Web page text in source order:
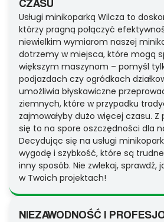
CZASU
Usługi minikoparką Wilcza to
którzy pragną połączyć
niewielkim wymiarom naszej
dotrzemy w miejsca, które mogą
większym maszynom – pomyśl
podjazdach czy ogródkach
umożliwia błyskawiczne
ziemnych, które w przypadku
zajmowałyby dużo więcej czasu. Z
się to na spore oszczędności dla
Decydując się na usługi
wygodę i szybkość, które są
inny sposób. Nie zwlekaj,
w Twoich projektach!
NIEZAWODNOŚĆ I